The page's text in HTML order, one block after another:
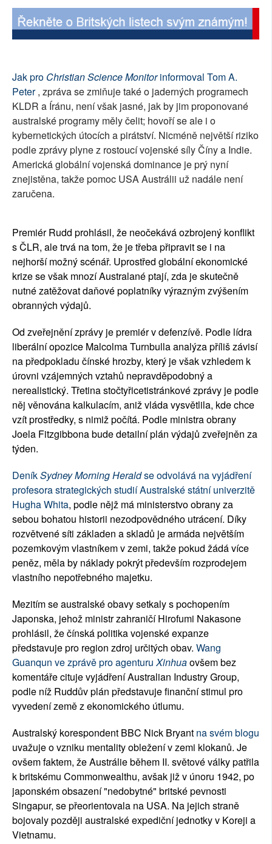
Jak pro Christian Science Monitorinformoval Tom A.
Peter, zpráva se zmiňuje také o jaderných programech
KLDR a Íránu, není však jasné, jak by jim proponované
australské programy měly čelit; hovoří se ale i o
kybernetických útocích a pirátství. Nicméně největší riziko
podle zprávy plyne z rostoucí vojenské síly Číny a Indie.
Americká globální vojenská dominance je prý nyní
znejistěna, takže pomoc USA Austrálii už nadále není
zaručena.
Premiér Rudd prohlásil, že neočekává ozbrojený konflikt
s ČLR, ale trvá na tom, že je třeba připravit se i na
nejhorší možný scénář. Uprostřed globální ekonomické
krize se však mnozí Australané ptají, zda je skutečně
nutné zatěžovat daňové poplatníky výrazným zvýšením
obranných výdajů.
Od zveřejnění zprávy je premiér v defenzívě. Podle lídra
liberální opozice Malcolma Turnbulla analýza příliš závisí
na předpokladu čínské hrozby, který je však vzhledem k
úrovni vzájemných vztahů nepravděpodobný a
nerealistický. Třetina stočtyřicetistránkové zprávy je podle
něj věnována kalkulacím, aniž vláda vysvětlila, kde chce
vzít prostředky, s nimiž počítá. Podle ministra obrany
Joela Fitzgibbona bude detailní plán výdajů zveřejněn za
týden.
DeníkSydney Morning Heraldse odvolává na vyjádření
profesora strategických studií Australské státní univerzitě
Hugha Whita, podle nějž má ministerstvo obrany za
sebou bohatou historii nezodpovědného utrácení. Díky
rozvětvené síti základen a skladů je armáda největším
pozemkovým vlastníkem v zemi, takže pokud žádá více
peněz, měla by náklady pokrýt především rozprodejem
vlastního nepotřebného majetku.
Mezitím se australské obavy setkaly s pochopením
Japonska, jehož ministr zahraničí Hirofumi Nakasone
prohlásil, že čínská politika vojenské expanze
představuje pro region zdroj určitých obav. Wang
Guanqun ve zprávě pro agenturuXinhuaovšem bez
komentáře cituje vyjádření Australian Industry Group,
podle níž Ruddův plán představuje finanční stimul pro
vyvedení země z ekonomického útlumu.
Australský korespondent BBC Nick Bryant na svém blogu
uvažuje o vzniku mentality obležení v zemi klokanů. Je
ovšem faktem, že Austrálie během II. světové války patřila
k britskému Commonwealthu, avšak již v únoru 1942, po
japonském obsazení "nedobytné" britské pevnosti
Singapur, se přeorientovala na USA. Na jejich straně
bojovaly později australské expediční jednotky v Koreji a
Vietnamu.